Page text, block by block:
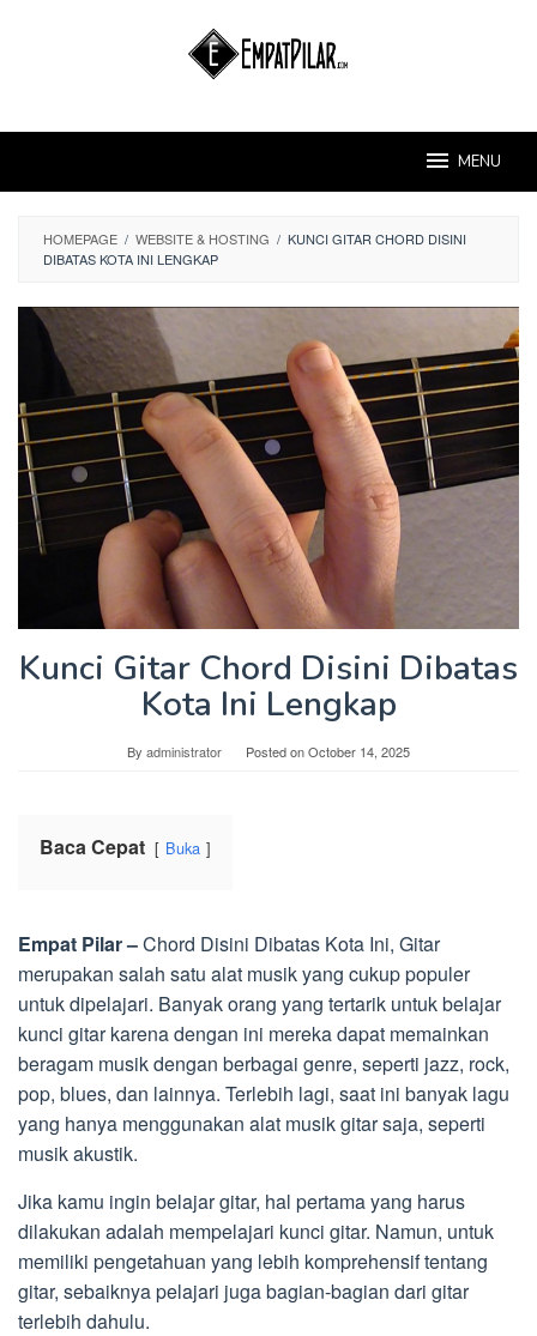
MENU
HOMEPAGE / WEBSITE & HOSTING / KUNCI GITAR CHORD DISINI
DIBATAS KOTA INI LENGKAP
Kunci Gitar Chord Disini Dibatas
Kota Ini Lengkap
By administrator Posted onOctober 14, 2025
Baca Cepat Buka
Empat Pilar –Chord Disini Dibatas Kota Ini, Gitar
merupakan salah satu alat musik yang cukup populer
untuk dipelajari. Banyak orang yang tertarik untuk belajar
kunci gitar karena dengan ini mereka dapat memainkan
beragam musik dengan berbagai genre, seperti jazz, rock,
pop, blues, dan lainnya. Terlebih lagi, saat ini banyak lagu
yang hanya menggunakan alat musik gitar saja, seperti
musik akustik.
Jika kamu ingin belajar gitar, hal pertama yang harus
dilakukan adalah mempelajari kunci gitar. Namun, untuk
memiliki pengetahuan yang lebih komprehensif tentang
gitar, sebaiknya pelajari juga bagian-bagian dari gitar
terlebih dahulu.